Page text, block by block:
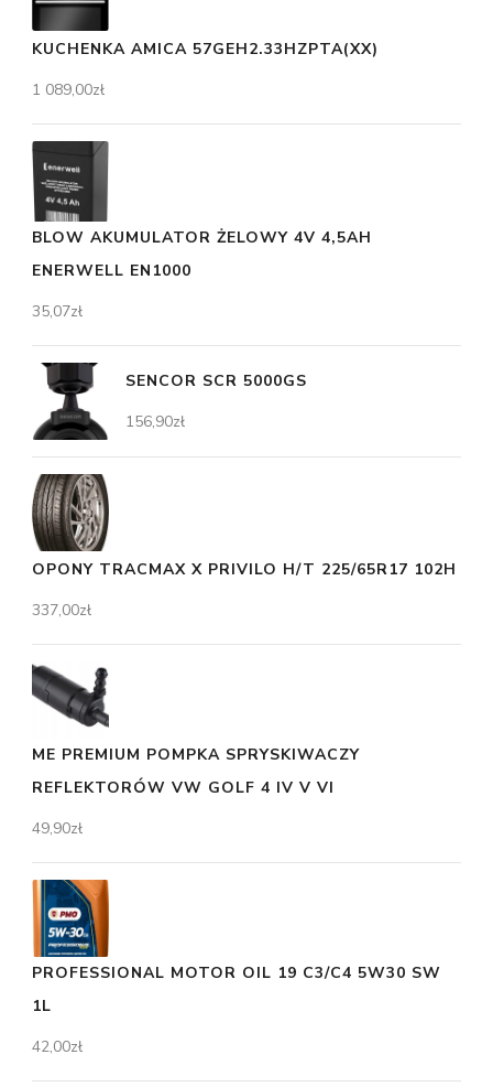
KUCHENKA AMICA 57GEH2.33HZPTA(XX)
1 089,00zł
BLOW AKUMULATOR ŻELOWY 4V 4,5AH
ENERWELL EN1000
35,07zł
SENCOR SCR 5000GS
156,90zł
OPONY TRACMAX X PRIVILO H/T 225/65R17 102H
337,00zł
ME PREMIUM POMPKA SPRYSKIWACZY
REFLEKTORÓW VW GOLF 4 IV V VI
49,90zł
PROFESSIONAL MOTOR OIL 19 C3/C4 5W30 SW
1L
42,00zł